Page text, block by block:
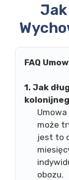
FAQ
1. Jak
może
jest to
obozu.